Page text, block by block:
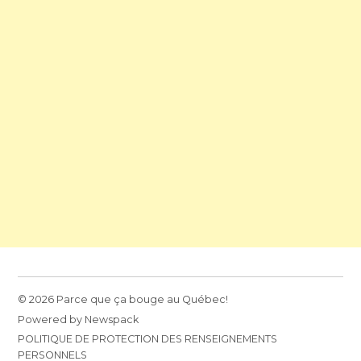
© 2026 Parce que ça bouge au Québec!
Powered by Newspack
POLITIQUE DE PROTECTION DES RENSEIGNEMENTS
PERSONNELS